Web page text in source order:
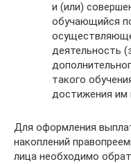
и (или)
обучающийся
деятельность
такого
достижения им
Для оформления
накоплений
лица необходимо